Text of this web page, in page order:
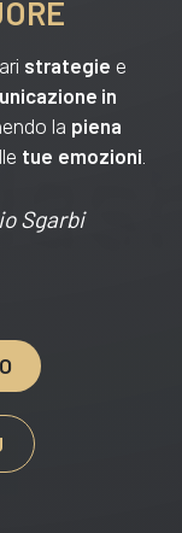
strategie e
in
la piena
tue emozioni
Sgarbi
O